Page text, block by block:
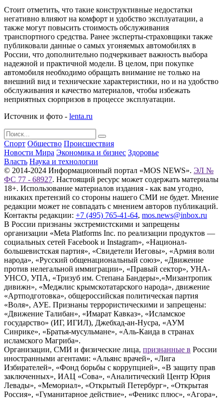
Стоит отметить, что такие конструктивные недостатки
негативно влияют на комфорт и удобство эксплуатации, а
также могут повысить стоимость обслуживания
транспортного средства. Ранее эксперты-страховщики также
публиковали данные о самых угоняемых автомобилях в
России, что дополнительно подчеркивает важность выбора
надежной и практичной модели. В целом, при покупке
автомобиля необходимо обращать внимание не только на
внешний вид и технические характеристики, но и на удобство
обслуживания и качество материалов, чтобы избежать
неприятных сюрпризов в процессе эксплуатации.
Источник и фото - lenta.ru
Спорт Общество Происшествия
Новости Мира Экономика и бизнес Здоровье
Власть Наука и технологии
© 2014-2024 Информационный портал «MOS NEWS». ЭЛ №
ФС 77 - 68927. Настоящий ресурс может содержать материалы
18+. Использование материалов издания - как вам угодно,
никаких претензий со стороны нашего СМИ не будет. Мнение
редакции может не совпадать с мнением авторов публикаций.
Контакты редакции: +7 (495) 765-41-64, mos.news@inbox.ru
В России признаны экстремистскими и запрещены
организации «Meta Platforms Inc. по реализации продуктов —
социальных сетей Facebook и Instagram», «Национал-
большевистская партия», «Свидетели Иеговы», «Армия воли
народа», «Русский общенациональный союз», «Движение
против нелегальной иммиграции», «Правый сектор», УНА-
УНСО, УПА, «Тризуб им. Степана Бандеры»,«Мизантропик
дивижн», «Меджлис крымскотатарского народа», движение
«Артподготовка», общероссийская политическая партия
«Воля», АУЕ. Признаны террористическими и запрещены:
«Движение Талибан», «Имарат Кавказ», «Исламское
государство» (ИГ, ИГИЛ), Джебхад-ан-Нусра, «АУМ
Синрике», «Братья-мусульмане», «Аль-Каида в странах
исламского Магриба».
Организации, СМИ и физические лица, признанные в России
иностранными агентами: «Альянс врачей», «Лига
Избирателей», «Фонд борьбы с коррупцией», «В защиту прав
заключенных», ИАЦ «Сова», «Аналитический Центр Юрия
Левады», «Мемориал», «Открытый Петербург», «Открытая
Россия», «Гуманитарное действие», «Феникс плюс», «Агора»,